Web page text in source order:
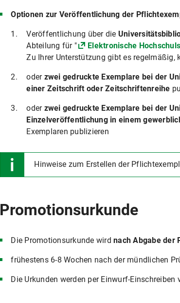
Optionen zur Veröffentlichung der
Veröffentlichung über die
Abteilung für "
Elektronische
Zu Ihrer Unterstützung gibt es regelmäßig,
oder zwei gedruckte Exemplare bei der
einer Zeitschrift oder Zeitschriftenreihe
oder zwei gedruckte Exemplare bei der
Einzelveröffentlichung in einem
Exemplaren publizieren
Hinweise zum Erstellen der
Promotionsurkunde
Die Promotionsurkunde wirdnach Abgabe der
frühestens 6-8 Wochen nach der mündlichen
Die Urkunden werden per Einwurf-Einschreiben